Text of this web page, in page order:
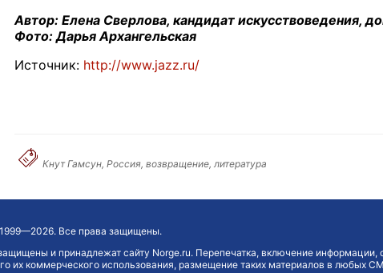
Автор: Елена Сверлова, кандидат искусствоведения,
Фото: Дарья Архангельская
Источник: http://www.jazz.ru/
Кнут Гамсун, Россия, возвращение, литература
1999—2026. Все права защищены.
и принадлежат сайту Norge.ru. Перепечатка, включение
их коммерческого использования, размещение таких материалов в любых